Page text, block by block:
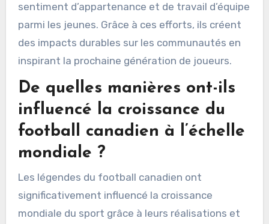
sentiment d’appartenance et de travail d’équipe
parmi les jeunes. Grâce à ces efforts, ils créent
des impacts durables sur les communautés en
inspirant la prochaine génération de joueurs.
De quelles manières ont-ils
influencé la croissance du
football canadien à l’échelle
mondiale ?
Les légendes du football canadien ont
significativement influencé la croissance
mondiale du sport grâce à leurs réalisations et